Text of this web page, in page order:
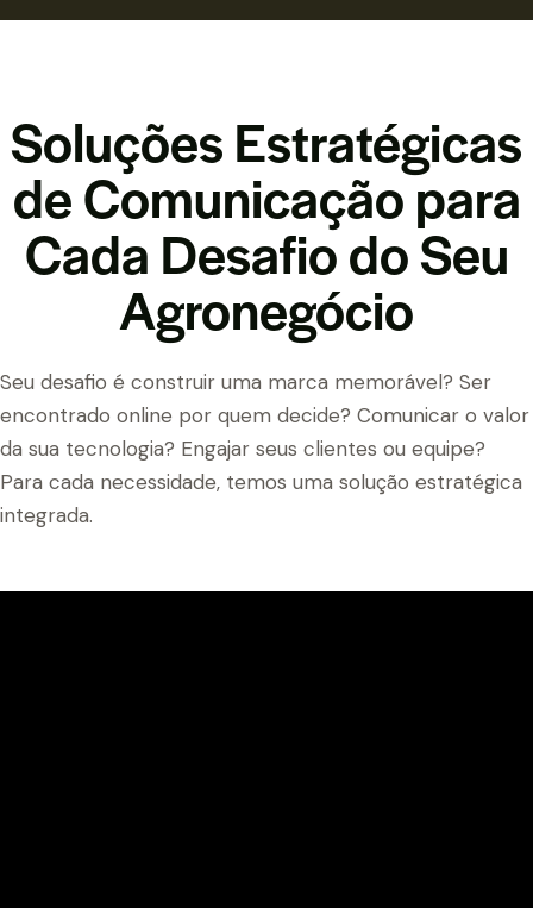
Soluções Estratégicas
de Comunicação para
Cada Desafio do Seu
Agronegócio
Seu desafio é construir uma marca memorável? Ser
encontrado online por quem decide? Comunicar o valor
da sua tecnologia? Engajar seus clientes ou equipe?
Para cada necessidade, temos uma solução estratégica
integrada.